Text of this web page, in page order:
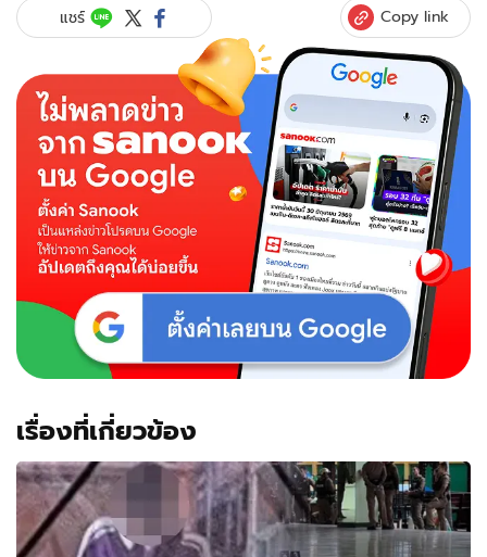
แชร์ Copy link
เรื่องที่เกี่ยวข้อง